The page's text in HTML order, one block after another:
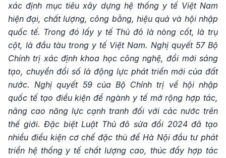
xác định mục tiêu xây dựng hệ thống y tế Việt Nam
hiện đại, chất lượng, công bằng, hiệu quả và hội nhập
quốc tế. Trong đó lấy y tế Thủ đô là nòng cốt, là trụ
cột, là đầu tàu trong y tế Việt Nam. Nghị quyết 57 Bộ
Chính trị xác định khoa học công nghệ, đổi mới sáng
tạo, chuyển đổi số là động lực phát triển mới của đất
nước. Nghị quyết 59 của Bộ Chính trị về hội nhập
quốc tế tạo điều kiện để ngành y tế mở rộng hợp tác,
nâng cao năng lực cạnh tranh đối với các nước trên
thế giới. Đặc biệt Luật Thủ đô sửa đổi 2024 đã tạo
nhiều điều kiện cơ chế đặc thù để Hà Nội đầu tư phát
triển hệ thống y tế chất lượng cao, thúc đẩy hợp tác